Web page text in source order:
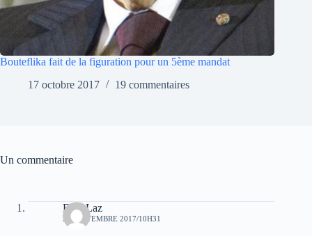
Bouteflika fait de la figuration pour un 5ème mandat
17 octobre 2017
19 commentaires
Un commentaire
Faro Laz
27 SEPTEMBRE 2017/10H31